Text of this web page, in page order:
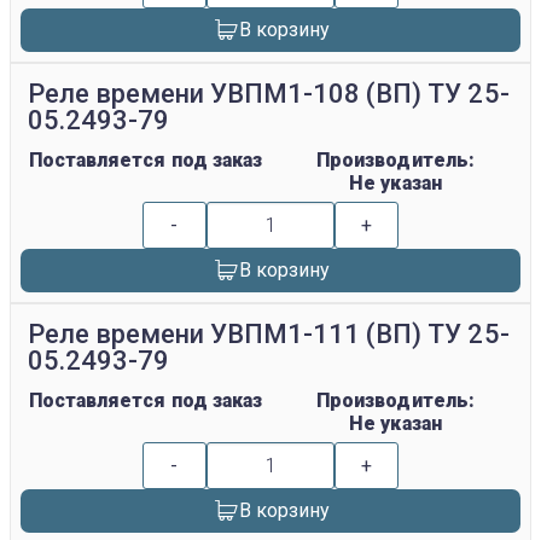
В корзину
Реле времени УВПМ1-108 (ВП) ТУ 25-
05.2493-79
Поставляется под заказ
Производитель:
Не указан
-
+
В корзину
Реле времени УВПМ1-111 (ВП) ТУ 25-
05.2493-79
Поставляется под заказ
Производитель:
Не указан
-
+
В корзину